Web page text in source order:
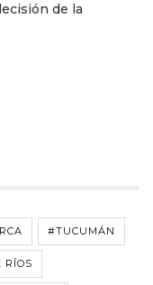
de la
#TUCUMÁN
RÍOS